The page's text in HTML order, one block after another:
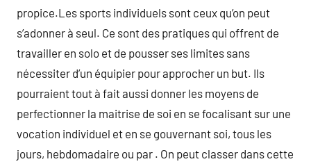
propice.Les sports individuels sont ceux qu’on peut
s’adonner à seul. Ce sont des pratiques qui offrent de
travailler en solo et de pousser ses limites sans
nécessiter d’un équipier pour approcher un but. Ils
pourraient tout à fait aussi donner les moyens de
perfectionner la maitrise de soi en se focalisant sur une
vocation individuel et en se gouvernant soi, tous les
jours, hebdomadaire ou par . On peut classer dans cette